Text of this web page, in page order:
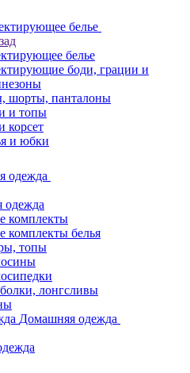
белье
белье
боди, грации и
шорты, панталоны
и топы
корсет
и юбки
одежда
одежда
комплекты
комплекты белья
топы
лонгсливы
Домашняя одежда